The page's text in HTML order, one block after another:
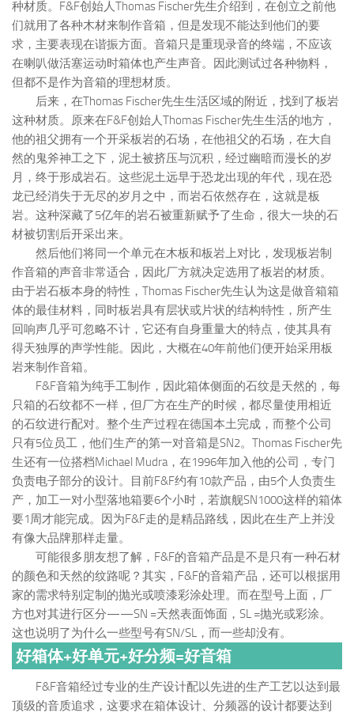
种材质。F&F创始人Thomas Fischer先生介绍到，在创立之前他
们就用了各种木材来制作音箱，但是发现不能达到他们的要
求，主要表现在谐振方面。音箱只是重现录音的终端，不应该
在喇叭做活塞运动时箱体也产生声音。因此测试过各种物料，
但都不是作为音箱的理想材质。
后来，在Thomas Fischer先生生活区域的附近，找到了板岩
这种材质。原来在F&F创始人Thomas Fischer先生生活的地方，
他的祖父拥有一个开采板岩的石场，在他祖父的石场，在大自
然的鬼斧神工之下，泥土被挤压与沉积，经过幽暗而漫长的岁
月，终于形成岩石。这些泥土远早于恐龙出现的年代，现在恐
龙已经消失于无尽的岁月之中，而岩石依然存在，这就是板
岩。这种深藏了5亿年的岩石被重新赋予了生命，很大一块的石
材被切割后开采出来。
然后他们将同一个单元在木板和板岩上对比，发现板岩制
作音箱的声音非常适合，因此厂方就决定选用了板岩的材质。
由于岩石板本身的特性，Thomas Fischer先生认为这是做音箱箱
体的最佳材料，同时板岩具有层状或片状的结构特性，所产生
回响声几乎可忽略不计，它还有自身重量大的特点，使其具有
得天独厚的声学性能。因此，大概在40年前他们便开始采用板
岩来制作音箱。
F&F音箱为纯手工制作，因此箱体侧面的石纹是天然的，每
只箱的石纹都不一样，但厂方在生产的时候，都尽量使用相近
的石纹进行配对。整个生产过程在德国本土完成，而整个公司
只有5位员工，他们生产的第一对音箱是SN2。Thomas Fischer先
生还有一位搭档Michael Mudra，在1996年加入他的公司，专门
负责电子部分的设计。目前F&F约有10款产品，由5个人负责生
产，加工一对小型落地箱要6个小时，若旗舰SN1000这样的箱体
要1周才能完成。因为F&F走的是精品路线，因此在生产上并没
有像大品牌那样走量。
可能很多朋友想了解，F&F的音箱产品是不是只有一种石材
的颜色和天然的纹路呢？其实，F&F的音箱产品，还可以根据用
家的需求特别定制的抛光或喷漆彩涂处理。而在型号上面，厂
方也对其进行区分——SN =天然表面饰面，SL =抛光或彩涂。
这也说明了为什么一些型号有SN/SL，而一些却没有。
好箱体+好单元+好分频=好音箱
F&F音箱经过专业的生产设计配以先进的生产工艺以达到最
顶级的音质追求，这要求在箱体设计、分频器的设计都要达到